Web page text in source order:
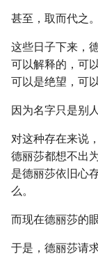
甚至，取而代之。
这些日子下来，
可以解释的，可
可以是绝望，可
因为名字只是别
对这种存在来说
德丽莎都想不出
是德丽莎依旧心
么。
而现在德丽莎的
于是，德丽莎请